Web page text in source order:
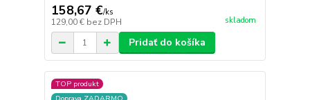
158,67 €/ks
129,00 € bez DPH skladom
Pridať do košíka
TOP produkt